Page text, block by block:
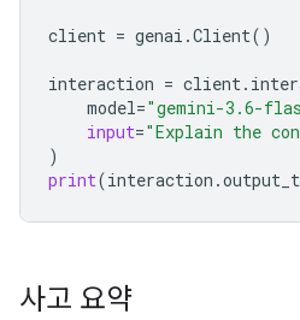
client = genai .Client()
interaction = client.
model="gemini-3.6-
input="Explain the
)
print(interaction .
사고 요약